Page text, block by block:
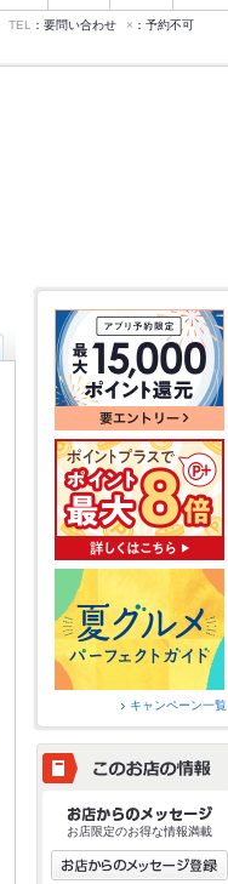
TEL ：要問い合わせ × ：予約不可
キャンペーン一覧
お店限定のお得な情報満載